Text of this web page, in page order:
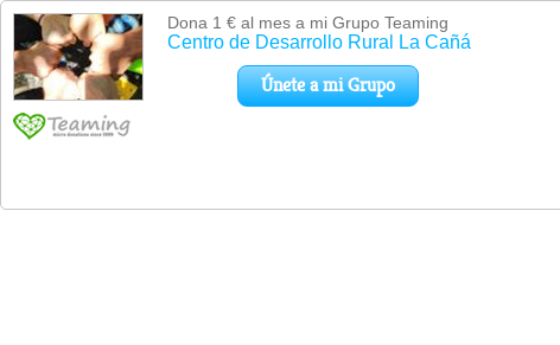
Dona 1 € al mes a mi Grupo Teaming
Centro de Desarrollo Rural La Cañá
Únete a mi Grupo